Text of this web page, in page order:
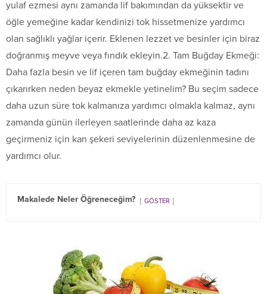
yulaf ezmesi aynı zamanda lif bakımından da yüksektir ve
öğle yemeğine kadar kendinizi tok hissetmenize yardımcı
olan sağlıklı yağlar içerir. Eklenen lezzet ve besinler için biraz
doğranmış meyve veya fındık ekleyin.2. Tam Buğday Ekmeği:
Daha fazla besin ve lif içeren tam buğday ekmeğinin tadını
çıkarırken neden beyaz ekmekle yetinelim? Bu seçim sadece
daha uzun süre tok kalmanıza yardımcı olmakla kalmaz, aynı
zamanda günün ilerleyen saatlerinde daha az kaza
geçirmeniz için kan şekeri seviyelerinin düzenlenmesine de
yardımcı olur.
Makalede Neler Öğreneceğim? GÖSTER